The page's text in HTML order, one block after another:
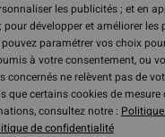
les publicités ; et en
pour développer et améliorer les
paramétrer vos choix
à votre consentement, ou
concernés ne relèvent pas de
que certains cookies de mesure
consultez notre :
de confidentialité